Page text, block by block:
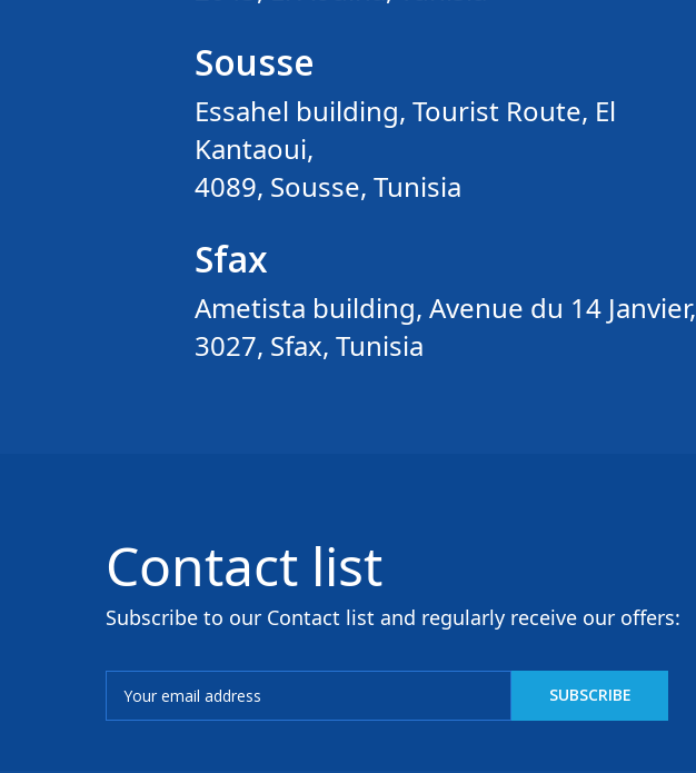
Sousse
Essahel building, Tourist Route, El
Kantaoui,
4089, Sousse, Tunisia
Sfax
Ametista building, Avenue du 14 Janvier,
3027, Sfax, Tunisia
Contact list
Subscribe to our Contact list and regularly receive our offers: